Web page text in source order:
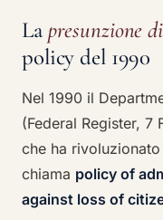
Lapresunzione
policy del 1990
Nel 1990 il
(Federal Register, 7
che ha
chiama policy of
against loss of